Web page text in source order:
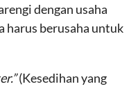
dengan usaha
harus berusaha untuk
(Kesedihan yang